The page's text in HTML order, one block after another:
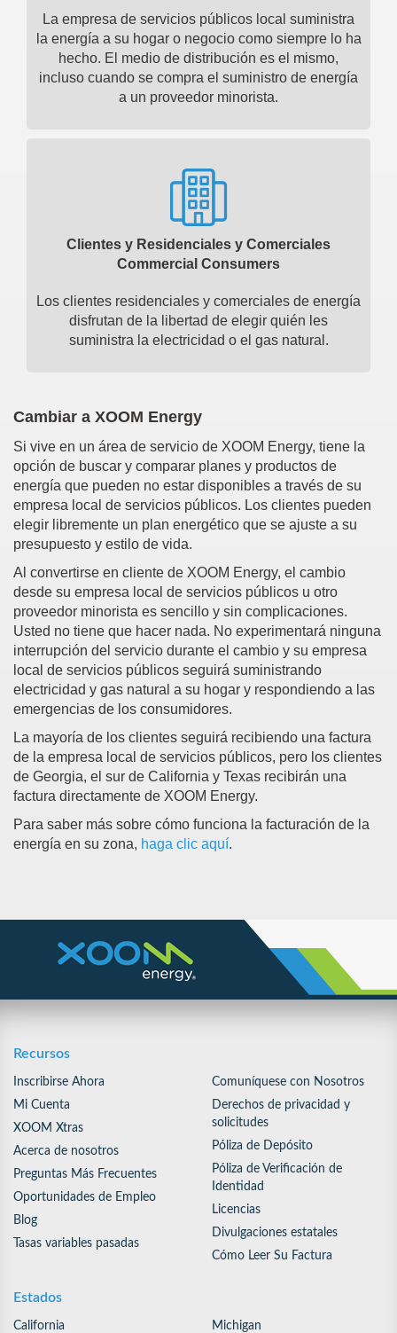
La empresa de servicios públicos local suministra
la energía a su hogar o negocio como siempre lo ha
hecho. El medio de distribución es el mismo,
incluso cuando se compra el suministro de energía
a un proveedor minorista.
Clientes y Residenciales y Comerciales
Commercial Consumers
Los clientes residenciales y comerciales de energía
disfrutan de la libertad de elegir quién les
suministra la electricidad o el gas natural.
Cambiar a XOOM Energy
Si vive en un área de servicio de XOOM Energy, tiene la
opción de buscar y comparar planes y productos de
energía que pueden no estar disponibles a través de su
empresa local de servicios públicos. Los clientes pueden
elegir libremente un plan energético que se ajuste a su
presupuesto y estilo de vida.
Al convertirse en cliente de XOOM Energy, el cambio
desde su empresa local de servicios públicos u otro
proveedor minorista es sencillo y sin complicaciones.
Usted no tiene que hacer nada. No experimentará ninguna
interrupción del servicio durante el cambio y su empresa
local de servicios públicos seguirá suministrando
electricidad y gas natural a su hogar y respondiendo a las
emergencias de los consumidores.
La mayoría de los clientes seguirá recibiendo una factura
de la empresa local de servicios públicos, pero los clientes
de Georgia, el sur de California y Texas recibirán una
factura directamente de XOOM Energy.
Para saber más sobre cómo funciona la facturación de la
energía en su zona, haga clic aquí.
Recursos
Inscribirse Ahora
Mi Cuenta
XOOM Xtras
Acerca de nosotros
Preguntas Más Frecuentes
Oportunidades de Empleo
Blog
Tasas variables pasadas
Comuníquese con Nosotros
Derechos de privacidad y
solicitudes
Póliza de Depósito
Póliza de Verificación de
Identidad
Licencias
Divulgaciones estatales
Cómo Leer Su Factura
Estados
California
Michigan